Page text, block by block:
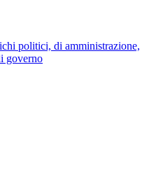
politici, di amministrazione,
governo